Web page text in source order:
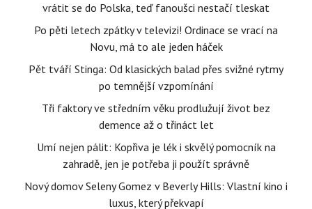
vrátit se do Polska, teď fanoušci nestačí tleskat
Po pěti letech zpátky v televizi! Ordinace se vrací na
Novu, má to ale jeden háček
Pět tváří Stinga: Od klasických balad přes svižné rytmy
po temnější vzpomínání
Tři faktory ve středním věku prodlužují život bez
demence až o třináct let
Umí nejen pálit: Kopřiva je lék i skvělý pomocník na
zahradě, jen je potřeba ji použít správně
Nový domov Seleny Gomez v Beverly Hills: Vlastní kino i
luxus, který překvapí